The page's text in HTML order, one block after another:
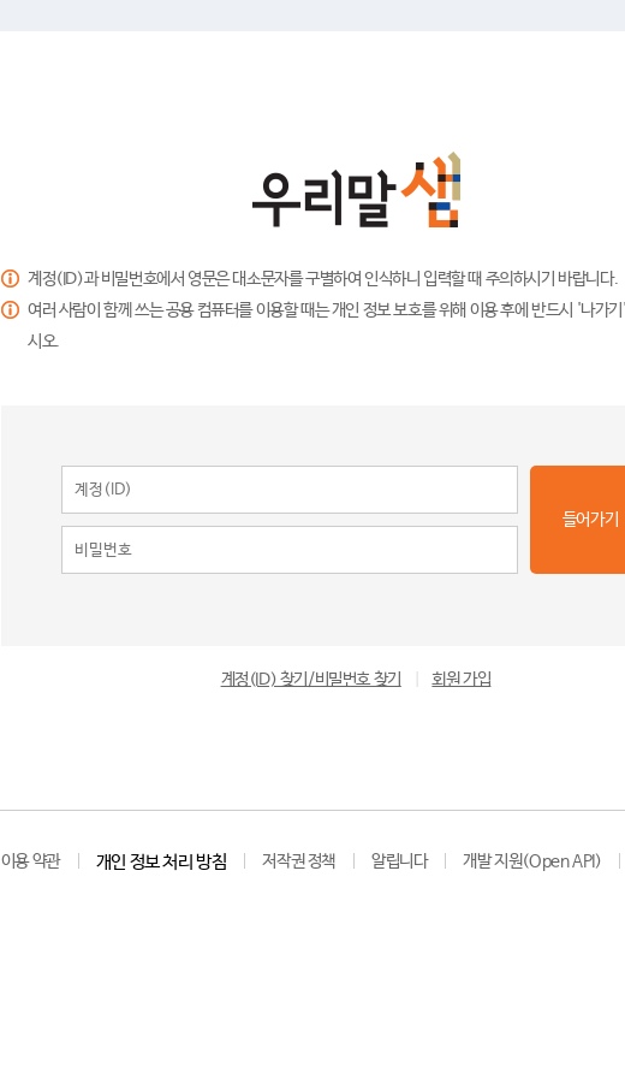
계정(ID)과 비밀번호에서 영문은 대소문자를 구별하여 인식하니 입력할 때 주의하시기 바랍니다.
여러 사람이 함께 쓰는 공용 컴퓨터를 이용할 때는 개인 정보 보호를 위해 이용 후에 반드시 '나가
시오.
들어가기
계정(ID) 찾기/비밀번호 찾기 회원 가입
이용 약관 개인 정보 처리 방침 저작권 정책 알립니다 개발 지원(Open API)